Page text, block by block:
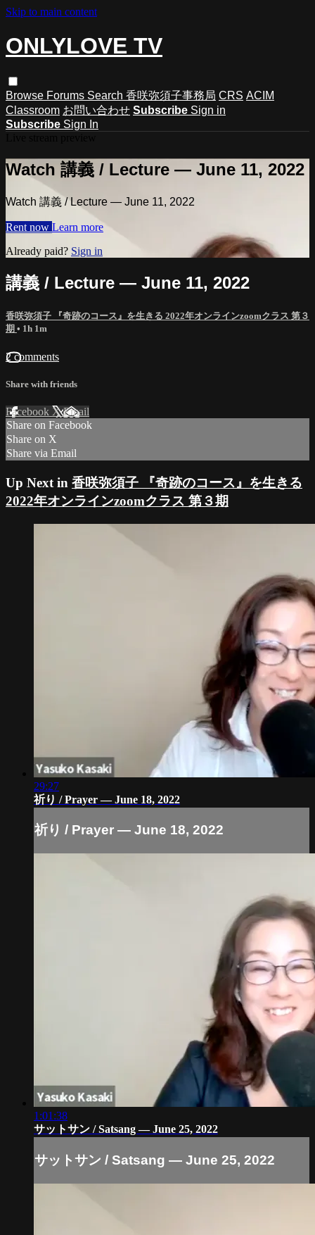
Skip to main content
ONLYLOVE TV
Browse Forums Search 香咲弥須子事務局 CRS ACIM
Classroom お問い合わせ Subscribe Sign in
Subscribe Sign In
Watch 講義 / Lecture — June 11, 2022
Watch 講義 / Lecture — June 11, 2022
Rent now Learn more
Already paid? Sign in
講義 / Lecture — June 11, 2022
香咲弥須子 『奇跡のコース』を生きる 2022年オンラインzoomクラス 第３
期 • 1h 1m
2 comments
Share with friends
Facebook XEmail
Share on Facebook
Share on X
Share via Email
Up Next in 香咲弥須子 『奇跡のコース』を生きる
2022年オンラインzoomクラス 第３期
29:27
祈り / Prayer — June 18, 2022
祈り / Prayer — June 18, 2022
1:01:38
サットサン / Satsang — June 25, 2022
サットサン / Satsang — June 25, 2022